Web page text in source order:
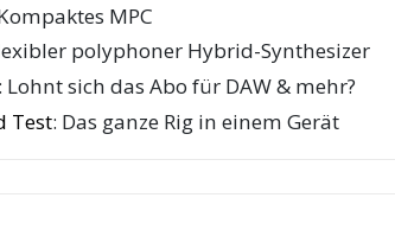
MPC
polyphoner Hybrid-Synthesizer
: Lohnt sich das Abo für DAW & mehr?
Test: Das ganze Rig in einem Gerät